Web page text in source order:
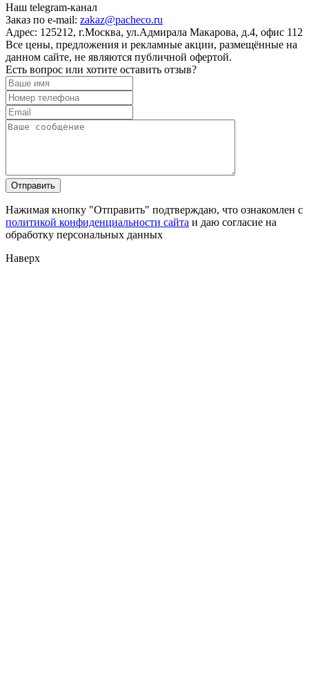
Наш telegram-канал
Заказ по e-mail: zakaz@pacheco.ru
Адрес: 125212, г.Москва, ул.Адмирала Макарова, д.4, офис 112
Все цены, предложения и рекламные акции, размещённые на
данном сайте, не являются публичной офертой.
Есть вопрос или хотите оставить отзыв?
Нажимая кнопку "Отправить" подтверждаю, что ознакомлен с
политикой конфиденциальности сайта и даю согласие на
обработку персональных данных
Наверх